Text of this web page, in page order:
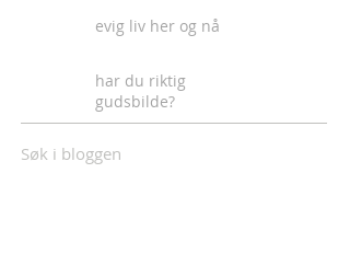
Søk i bloggen
evig liv her og nå
har du riktig
gudsbilde?